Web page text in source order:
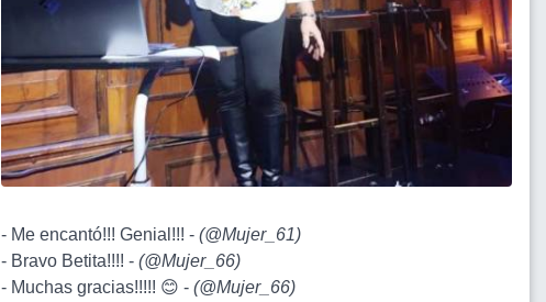
- Me encantó!!! Genial!!! - (@Mujer_61)
- Bravo Betita!!!! - (@Mujer_66)
- Muchas gracias!!!!! 😊 - (@Mujer_66)